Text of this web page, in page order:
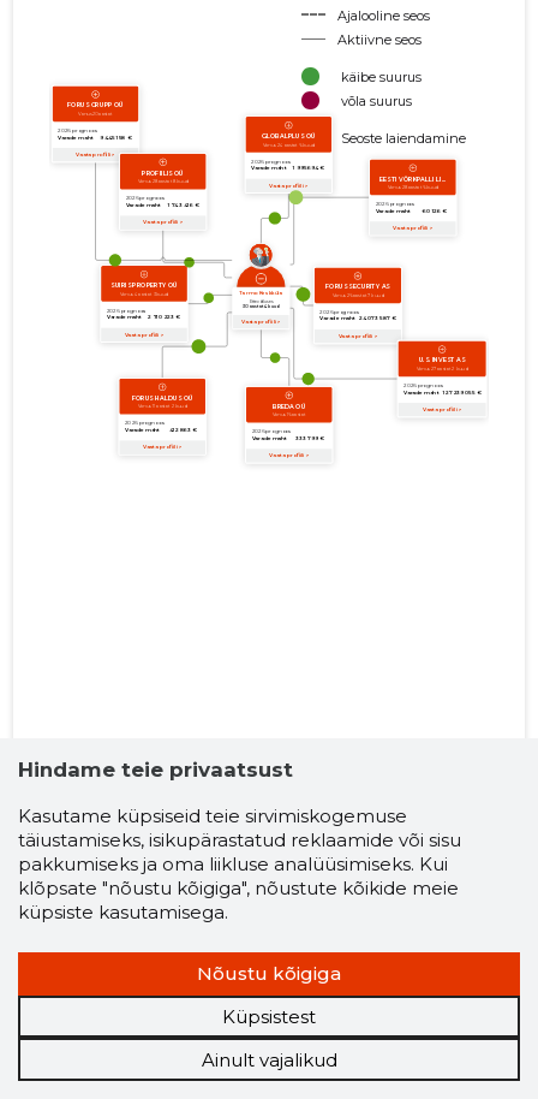
Ajalooline seos
Aktiivne seos
käibe suurus
võla suurus
Seoste laiendamine
Soovi korral laienda
lõimesid
Kasusaajate võrgustik
Tarmo Keskküla
Kasusaaja võrgustik
Hindame teie privaatsust
Kasutame küpsiseid teie sirvimiskogemuse
täiustamiseks, isikupärastatud reklaamide või sisu
pakkumiseks ja oma liikluse analüüsimiseks. Kui
klõpsate "nõustu kõigiga", nõustute kõikide meie
küpsiste kasutamisega.
Nõustu kõigiga
Küpsistest
Ainult vajalikud